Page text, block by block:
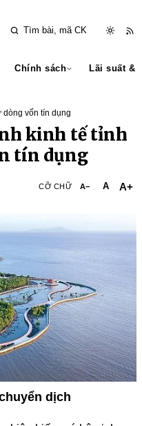
Chính sách Lãi suất &
dòng vốn tín dụng
kinh tế tỉnh
tín dụng
CỠ CHỮ A− A A+
dịch